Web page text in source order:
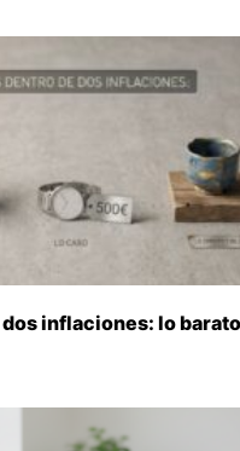
inflaciones: lo